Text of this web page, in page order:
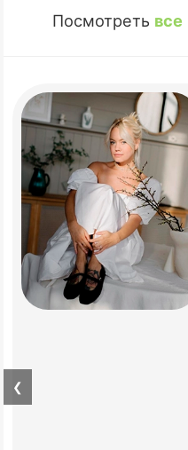
Посмотреть все
❮